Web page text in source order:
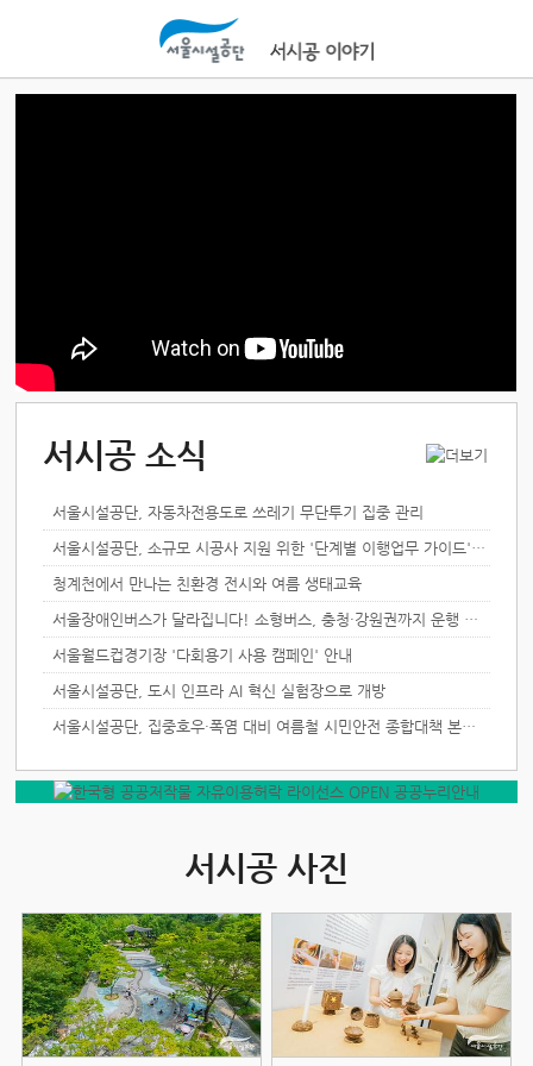
서시공 소식
서울시설공단, 자동차전용도로 쓰레기 무단투기 집중 관리
서울시설공단, 소규모 시공사 지원 위한 '단계별 이행업무 가이드' 배포
청계천에서 만나는 친환경 전시와 여름 생태교육
서울장애인버스가 달라집니다! 소형버스, 충청·강원권까지 운행 확대
서울월드컵경기장 '다회용기 사용 캠페인' 안내
서울시설공단, 도시 인프라 AI 혁신 실험장으로 개방
서울시설공단, 집중호우·폭염 대비 여름철 시민안전 종합대책 본격 가동
서시공 사진